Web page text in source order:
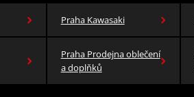
Praha Kawasaki
Praha Prodejna oblečení
a doplňků